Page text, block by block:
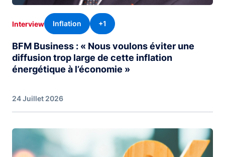
Interview Inflation +1
BFM Business : « Nous voulons éviter une
diffusion trop large de cette inflation
énergétique à l’économie »
24 Juillet 2026
Image